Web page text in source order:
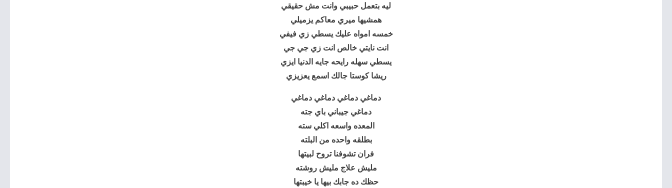
ليه بتعمل حبيبي وانت مش حقيقي
همشيها ميري معاكم يزميلي
خمسه امواه عليك يسطي زي فيفي
انت نايتي خالص انت زي جي جي
يسطي سهله رايحه جايه الدنيا ايزي
ريشا كوستا جالك اسمع يعزيزي
دماغي دماغي دماغي دماغي
دماغي جيباني باي جته
المعده واسعه اكلي سته
بطلقه واحده من البلته
فران تشوفنا تروح لبيتها
مليش علاج مليش روشته
حظك ده جابك بيها يا خيبتها